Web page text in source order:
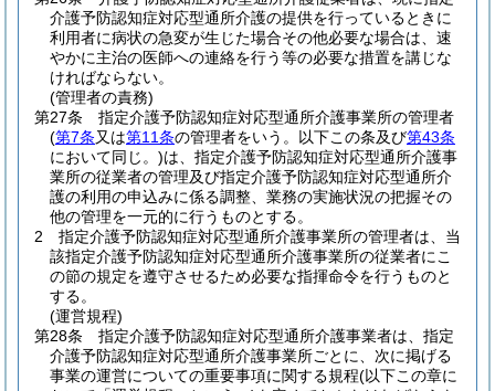
介護予防認知症対応型通所介護の提供を行っているときに
利用者に病状の急変が生じた場合その他必要な場合は、速
やかに主治の医師への連絡を行う等の必要な措置を講じな
ければならない。
(管理者の責務)
第27条
指定介護予防認知症対応型通所介護事業所の管理者
(第7条又は第11条の管理者をいう。以下この条及び第43条
において同じ。)は、指定介護予防認知症対応型通所介護事
業所の従業者の管理及び指定介護予防認知症対応型通所介
護の利用の申込みに係る調整、業務の実施状況の把握その
他の管理を一元的に行うものとする。
2
指定介護予防認知症対応型通所介護事業所の管理者は、当
該指定介護予防認知症対応型通所介護事業所の従業者にこ
の節の規定を遵守させるため必要な指揮命令を行うものと
する。
(運営規程)
第28条
指定介護予防認知症対応型通所介護事業者は、指定
介護予防認知症対応型通所介護事業所ごとに、次に掲げる
事業の運営についての重要事項に関する規程(以下この章に